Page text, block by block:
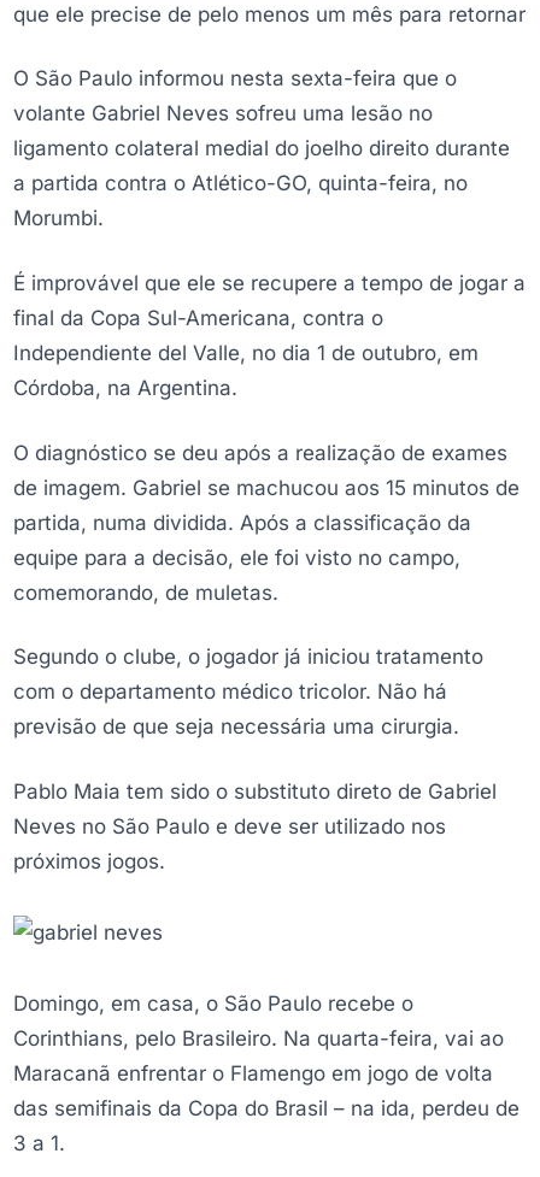
que ele precise de pelo menos um mês para retornar
O São Paulo informou nesta sexta-feira que o
volante Gabriel Neves sofreu uma lesão no
ligamento colateral medial do joelho direito durante
a partida contra o Atlético-GO, quinta-feira, no
Morumbi.
É improvável que ele se recupere a tempo de jogar a
final da Copa Sul-Americana, contra o
Independiente del Valle, no dia 1 de outubro, em
Córdoba, na Argentina.
O diagnóstico se deu após a realização de exames
de imagem. Gabriel se machucou aos 15 minutos de
partida, numa dividida. Após a classificação da
equipe para a decisão, ele foi visto no campo,
comemorando, de muletas.
Segundo o clube, o jogador já iniciou tratamento
com o departamento médico tricolor. Não há
previsão de que seja necessária uma cirurgia.
Pablo Maia tem sido o substituto direto de Gabriel
Neves no São Paulo e deve ser utilizado nos
próximos jogos.
Domingo, em casa, o São Paulo recebe o
Corinthians, pelo Brasileiro. Na quarta-feira, vai ao
Maracanã enfrentar o Flamengo em jogo de volta
das semifinais da Copa do Brasil – na ida, perdeu de
3 a 1.